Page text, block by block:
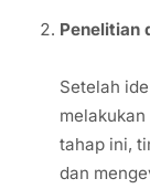
Penelitian
Setelah
tahap ini,
dan